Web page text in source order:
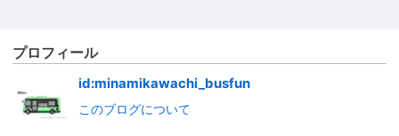
プロフィール
id:minamikawachi_busfun
このブログについて